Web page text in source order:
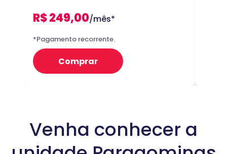
R$ 249,00/mês*
*Pagamento recorrente.
Comprar
Venha conhecer a